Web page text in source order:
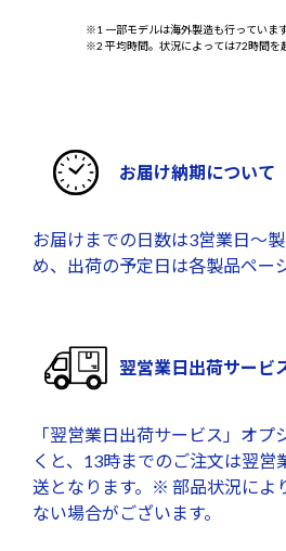
※1 一部モデルは海外製造も行っています
※2 平均時間。状況によっては72時間を
お届け納期について
お届けまでの日数は3営業日～
め、出荷の予定日は各製品ペー
翌営業日出荷サービ
「翌営業日出荷サービス」オ
くと、13時までのご注文は翌営
送となります。※ 部品状況によ
ない場合がございます。